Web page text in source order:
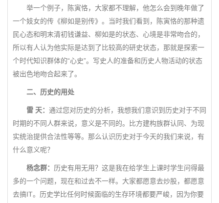
举一个例子，陈寅恪，大家都不理解，他怎么会到晚年做了
一个妓女的传《柳如是别传》。当时我们看到，陈寅恪的那种遗
民心态和明末清初钱谦益、柳如是的状态、心境是非常吻合的，
所以有人认为他实际是达到了比较高的研史状态，那就是探索一
个时代知识群体的“心史”。写史人的准备和历史人物活动的状态
被出色地吻合起来了。
二、历史的用处
雷 天： 通过您对历史的分析，我想我们意识到历史对于不同
时期的不同人群来说，意义是不同的。比方建构族群认同、为现
实统治提供合法性等等。那么认识历史对于今天的我们来说，有
什么意义呢？
杨念群： 历史有用无用？这是我在给学生上课时学生问得最
多的一个问题，现在和过去不一样。大家都愿意去炒股，都愿意
去搞IT。历史学比任何时候面临的生存环境都要严峻，因为你要